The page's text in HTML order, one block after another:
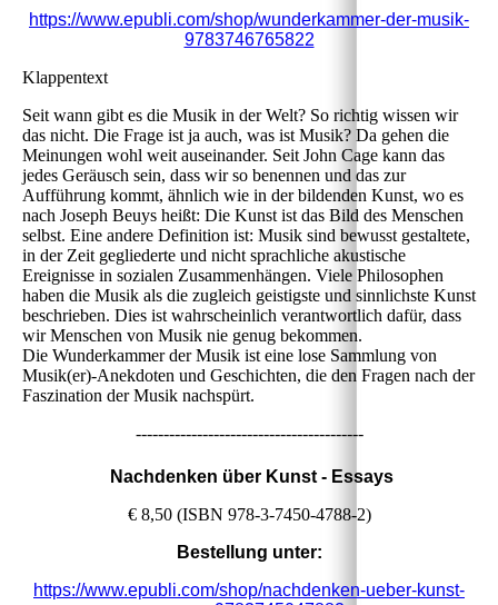
https://www.epubli.com/shop/wunderkammer-der-musik-
9783746765822
Klappentext
Seit wann gibt es die Musik in der Welt? So richtig wissen wir
das nicht. Die Frage ist ja auch, was ist Musik? Da gehen die
Meinungen wohl weit auseinander. Seit John Cage kann das
jedes Geräusch sein, dass wir so benennen und das zur
Aufführung kommt, ähnlich wie in der bildenden Kunst, wo es
nach Joseph Beuys heißt: Die Kunst ist das Bild des Menschen
selbst. Eine andere Definition ist: Musik sind bewusst gestaltete,
in der Zeit gegliederte und nicht sprachliche akustische
Ereignisse in sozialen Zusammenhängen. Viele Philosophen
haben die Musik als die zugleich geistigste und sinnlichste Kunst
beschrieben. Dies ist wahrscheinlich verantwortlich dafür, dass
wir Menschen von Musik nie genug bekommen.
Die Wunderkammer der Musik ist eine lose Sammlung von
Musik(er)-Anekdoten und Geschichten, die den Fragen nach der
Faszination der Musik nachspürt.
-----------------------------------------
Nachdenken über Kunst - Essays
€ 8,50 (ISBN 978-3-7450-4788-2)
Bestellung unter:
https://www.epubli.com/shop/nachdenken-ueber-kunst-